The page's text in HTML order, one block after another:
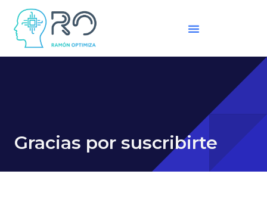
contenido
Gracias por suscribirte